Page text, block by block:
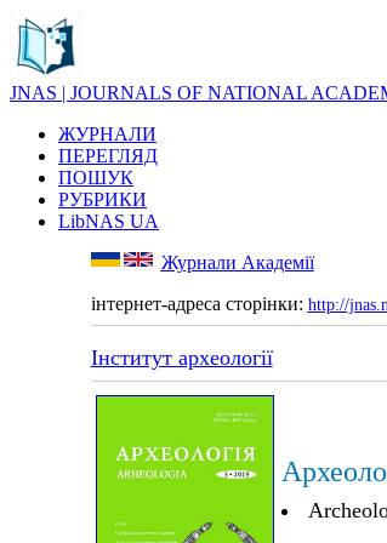
JNAS | JOURNALS OF NATIONAL
ЖУРНАЛИ
ПЕРЕГЛЯД
ПОШУК
РУБРИКИ
LibNAS UA
Журнали Академії
інтернет-адреса сторінки: http://
Інститут археології